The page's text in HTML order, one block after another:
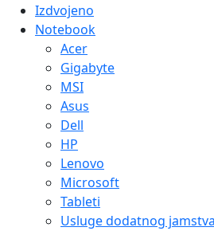
Izdvojeno
Notebook
Acer
Gigabyte
MSI
Asus
Dell
HP
Lenovo
Microsoft
Tableti
Usluge dodatnog